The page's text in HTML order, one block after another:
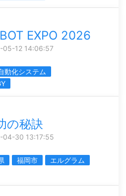
EXPO 2026
05-12 14:06:57
動化システム
の秘訣
04-30 13:17:55
福岡市
エルグラム